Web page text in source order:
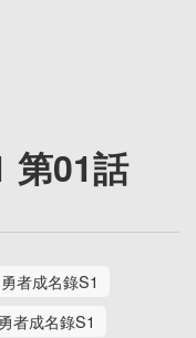
第01話
者成名錄S1
者成名錄S1